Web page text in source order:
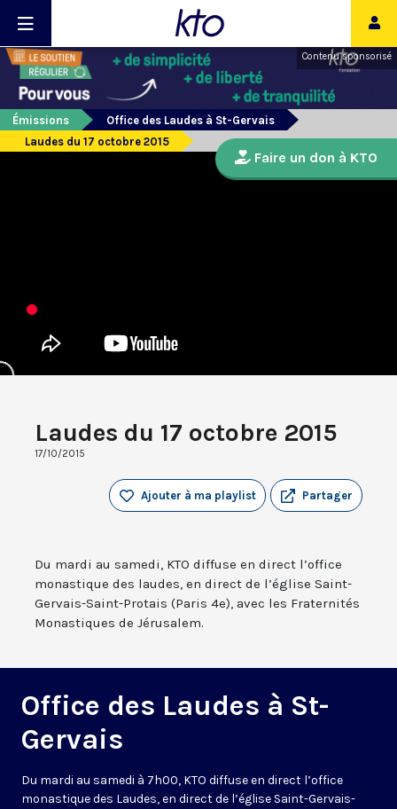
Contenu sponsorisé
Émissions
Office des Laudes à St-Gervais
Laudes du 17 octobre 2015
Laudes du 17 octobre 2015
17/10/2015
Partager
Ajouter à ma playlist
Du mardi au samedi, KTO diffuse en direct l’office
monastique des laudes, en direct de l’église Saint-
Gervais-Saint-Protais (Paris 4e), avec les Fraternités
Monastiques de Jérusalem.
Office des Laudes à St-
Gervais
Du mardi au samedi à 7h00, KTO diffuse en direct l’office
monastique des Laudes, en direct de l’église Saint-Gervais-
Faire un don à KTO